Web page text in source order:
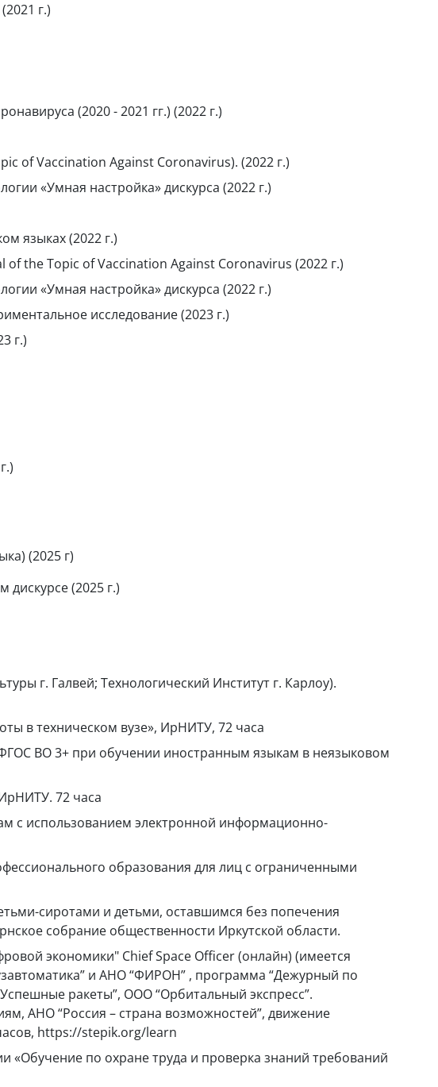
г.)
(2020 - 2021 гг.) (2022 г.)
of Vaccination Against Coronavirus). (2022 г.)
«Умная настройка» дискурса (2022 г.)
языках (2022 г.)
the Topic of Vaccination Against Coronavirus (2022 г.)
«Умная настройка» дискурса (2022 г.)
исследование (2023 г.)
г.)
(2025 г)
(2025 г.)
г. Галвей; Технологический Институт г. Карлоу).
в техническом вузе», ИрНИТУ, 72 часа
ВО 3+ при обучении иностранным языкам в неязыковом
72 часа
с использованием электронной информационно-
образования для лиц с ограниченными
сиротами и детьми, оставшимся без попечения
собрание общественности Иркутской области.
экономики" Chief Space Officer (онлайн) (имеется
и АНО “ФИРОН” , программа “Дежурный по
ракеты”, ООО “Орбитальный экспресс”.
АНО “Россия – страна возможностей”, движение
https://stepik.org/learn
по охране труда и проверка знаний требований